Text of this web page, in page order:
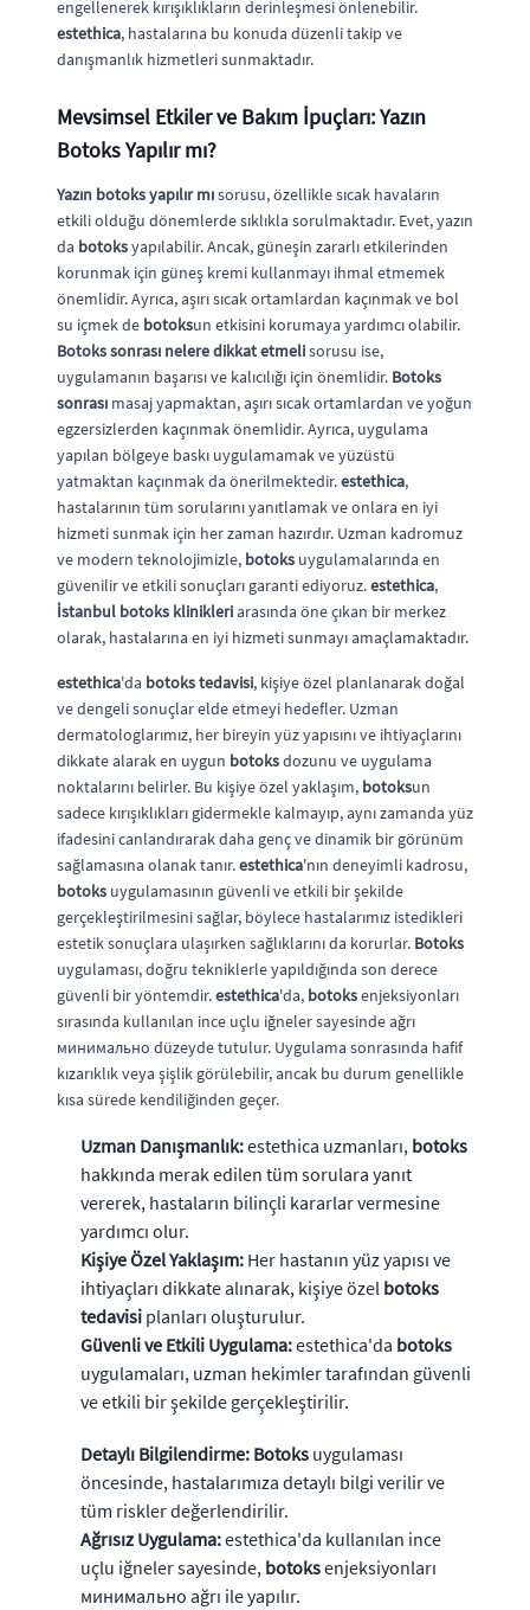
engellenerek kırışıklıkların derinleşmesi önlenebilir.
estethica, hastalarına bu konuda düzenli takip ve
danışmanlık hizmetleri sunmaktadır.
Mevsimsel Etkiler ve Bakım İpuçları: Yazın
Botoks Yapılır mı?
Yazın botoks yapılır mısorusu, özellikle sıcak havaların
etkili olduğu dönemlerde sıklıkla sorulmaktadır. Evet, yazın
da botoksyapılabilir. Ancak, güneşin zararlı etkilerinden
korunmak için güneş kremi kullanmayı ihmal etmemek
önemlidir. Ayrıca, aşırı sıcak ortamlardan kaçınmak ve bol
su içmek de botoksun etkisini korumaya yardımcı olabilir.
Botoks sonrası nelere dikkat etmelisorusu ise,
uygulamanın başarısı ve kalıcılığı için önemlidir. Botoks
sonrası masaj yapmaktan, aşırı sıcak ortamlardan ve yoğun
egzersizlerden kaçınmak önemlidir. Ayrıca, uygulama
yapılan bölgeye baskı uygulamamak ve yüzüstü
yatmaktan kaçınmak da önerilmektedir.estethica,
hastalarının tüm sorularını yanıtlamak ve onlara en iyi
hizmeti sunmak için her zaman hazırdır. Uzman kadromuz
ve modern teknolojimizle, botoks uygulamalarında en
güvenilir ve etkili sonuçları garanti ediyoruz.estethica,
İstanbul botoks klinikleriarasında öne çıkan bir merkez
olarak, hastalarına en iyi hizmeti sunmayı amaçlamaktadır.
estethica'da botoks tedavisi, kişiye özel planlanarak doğal
ve dengeli sonuçlar elde etmeyi hedefler. Uzman
dermatologlarımız, her bireyin yüz yapısını ve ihtiyaçlarını
dikkate alarak en uygun botoksdozunu ve uygulama
noktalarını belirler. Bu kişiye özel yaklaşım, botoksun
sadece kırışıklıkları gidermekle kalmayıp, aynı zamanda yüz
ifadesini canlandırarak daha genç ve dinamik bir görünüm
sağlamasına olanak tanır.estethica'nın deneyimli kadrosu,
botoks uygulamasının güvenli ve etkili bir şekilde
gerçekleştirilmesini sağlar, böylece hastalarımız istedikleri
estetik sonuçlara ulaşırken sağlıklarını da korurlar. Botoks
uygulaması, doğru tekniklerle yapıldığında son derece
güvenli bir yöntemdir.estethica'da, botoksenjeksiyonları
sırasında kullanılan ince uçlu iğneler sayesinde ağrı
минимально düzeyde tutulur. Uygulama sonrasında hafif
kızarıklık veya şişlik görülebilir, ancak bu durum genellikle
kısa sürede kendiliğinden geçer.
Uzman Danışmanlık:estethica uzmanları, botoks
hakkında merak edilen tüm sorulara yanıt
vererek, hastaların bilinçli kararlar vermesine
yardımcı olur.
Kişiye Özel Yaklaşım: Her hastanın yüz yapısı ve
ihtiyaçları dikkate alınarak, kişiye özel botoks
tedavisi planları oluşturulur.
Güvenli ve Etkili Uygulama:estethica'da botoks
uygulamaları, uzman hekimler tarafından güvenli
ve etkili bir şekilde gerçekleştirilir.
Detaylı Bilgilendirme: Botoks uygulaması
öncesinde, hastalarımıza detaylı bilgi verilir ve
tüm riskler değerlendirilir.
Ağrısız Uygulama:estethica'da kullanılan ince
uçlu iğneler sayesinde, botoksenjeksiyonları
минимально ağrı ile yapılır.